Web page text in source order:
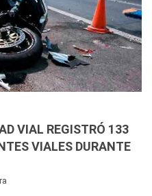
VIAL REGISTRÓ 133
VIALES DURANTE